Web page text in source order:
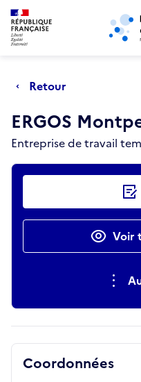
Aller au menu principal
Retour
ERGOS
Entreprise de travail
Actions rapides
Voir
Coordonnées
Retour au début de la page
Panneau de gestion des